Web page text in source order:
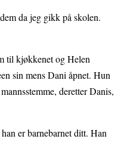
da jeg gikk på skolen.
til kjøkkenet og Helen
sin mens Dani åpnet. Hun
deretter Danis,
er barnebarnet ditt. Han